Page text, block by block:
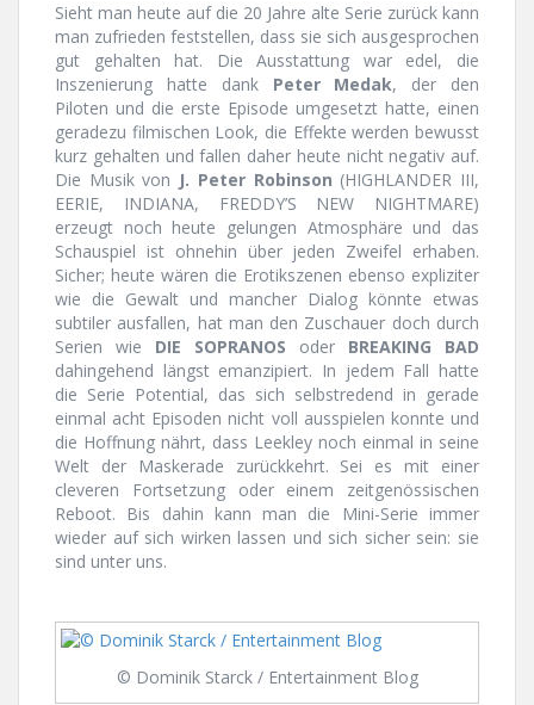
Sieht man heute auf die 20 Jahre alte Serie zurück kann
man zufrieden feststellen, dass sie sich ausgesprochen
gut gehalten hat. Die Ausstattung war edel, die
Inszenierung hatte dank Peter Medak, der den
Piloten und die erste Episode umgesetzt hatte, einen
geradezu filmischen Look, die Effekte werden bewusst
kurz gehalten und fallen daher heute nicht negativ auf.
Die Musik von J. Peter Robinson (HIGHLANDER III,
EERIE, INDIANA, FREDDY’S NEW NIGHTMARE)
erzeugt noch heute gelungen Atmosphäre und das
Schauspiel ist ohnehin über jeden Zweifel erhaben.
Sicher; heute wären die Erotikszenen ebenso expliziter
wie die Gewalt und mancher Dialog könnte etwas
subtiler ausfallen, hat man den Zuschauer doch durch
Serien wie DIE SOPRANOS oder BREAKING BAD
dahingehend längst emanzipiert. In jedem Fall hatte
die Serie Potential, das sich selbstredend in gerade
einmal acht Episoden nicht voll ausspielen konnte und
die Hoffnung nährt, dass Leekley noch einmal in seine
Welt der Maskerade zurückkehrt. Sei es mit einer
cleveren Fortsetzung oder einem zeitgenössischen
Reboot. Bis dahin kann man die Mini-Serie immer
wieder auf sich wirken lassen und sich sicher sein: sie
sind unter uns.
© Dominik Starck / Entertainment Blog